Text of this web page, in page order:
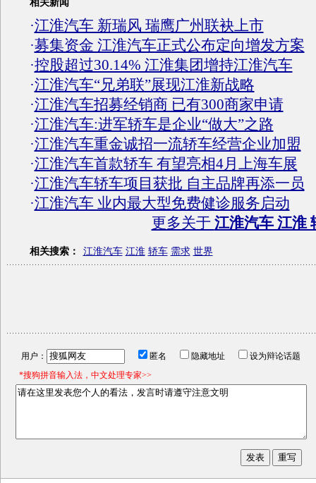
相关新闻
·江淮汽车 新瑞风 瑞鹰广州联袂上市
·募集资金 江淮汽车正式公布定向增发方案
·控股超过30.14% 江淮集团增持江淮汽车
·江淮汽车“兄弟联”展现江淮新战略
·江淮汽车招募经销商 已有300商家申请
·江淮汽车:进军轿车是企业“做大”之路
·江淮汽车重金诚招一流轿车经营企业加盟
·江淮汽车首款轿车 有望亮相4月上海车展
·江淮汽车轿车项目获批 自主品牌再添一员
·江淮汽车 业内最大型免费健诊服务启动
更多关于 江淮汽车 江淮
相关搜索： 江淮汽车 江淮 轿车 需求 世界
用户： 匿名 隐藏地址
设为辩论话题
*搜狗拼音输入法，中文处理专家>>